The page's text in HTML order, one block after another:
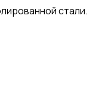
стали.